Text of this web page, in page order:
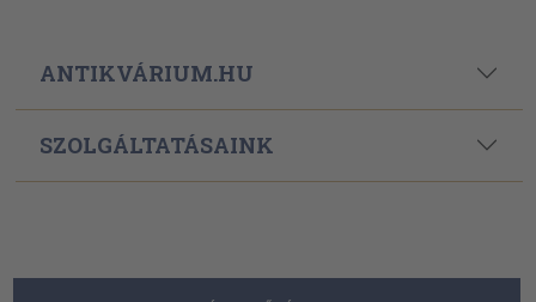
ANTIKVÁRIUM.HU
SZOLGÁLTATÁSAINK